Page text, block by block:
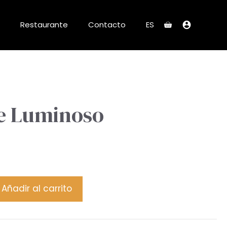
Restaurante Contacto ES
Luminoso
Añadir al carrito